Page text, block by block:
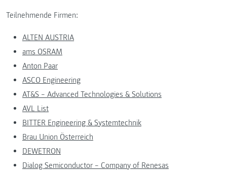
Teilnehmende Firmen:
ALTEN AUSTRIA
ams OSRAM
Anton Paar
ASCO Engineering
AT&S – Advanced Technologies & Solutions
AVL List
BITTER Engineering & Systemtechnik
Brau Union Österreich
DEWETRON
Dialog Semiconductor – Company of Renesas